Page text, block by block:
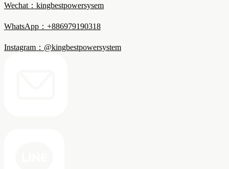
Wechat：kingbestpowersysem
WhatsApp：+886979190318
Instagram：@kingbestpowersystem